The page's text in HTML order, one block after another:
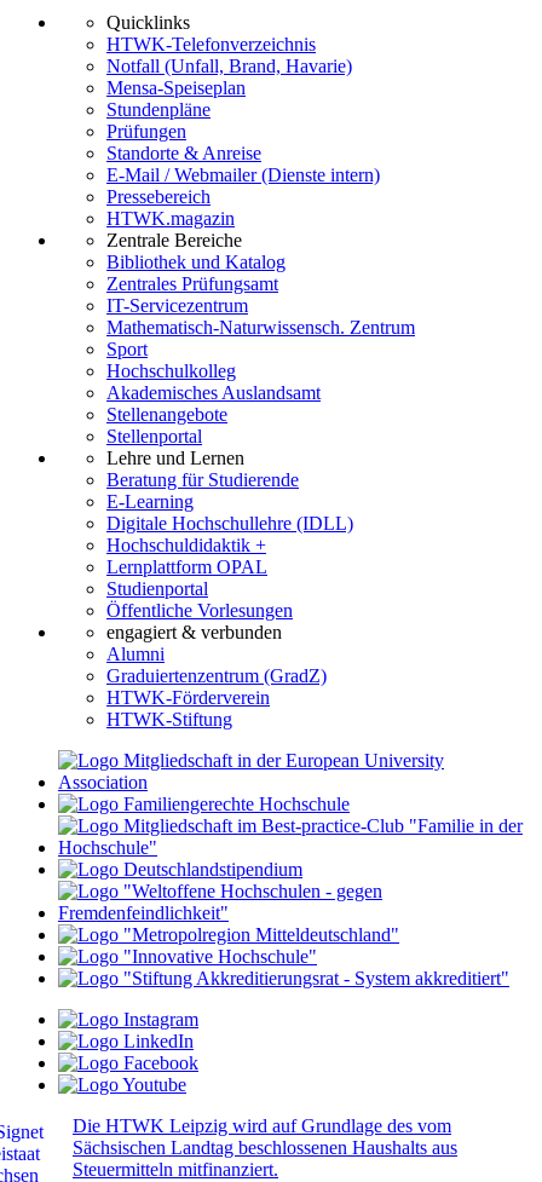
Quicklinks
HTWK-Telefonverzeichnis
Notfall (Unfall, Brand, Havarie)
Mensa-Speiseplan
Stundenpläne
Prüfungen
Standorte & Anreise
E-Mail / Webmailer (Dienste intern)
Pressebereich
HTWK.magazin
Zentrale Bereiche
Bibliothek und Katalog
Zentrales Prüfungsamt
IT-Servicezentrum
Mathematisch-Naturwissensch. Zentrum
Sport
Hochschulkolleg
Akademisches Auslandsamt
Stellenangebote
Stellenportal
Lehre und Lernen
Beratung für Studierende
E-Learning
Digitale Hochschullehre (IDLL)
Hochschuldidaktik +
Lernplattform OPAL
Studienportal
Öffentliche Vorlesungen
engagiert & verbunden
Alumni
Graduiertenzentrum (GradZ)
HTWK-Förderverein
HTWK-Stiftung
Die HTWK Leipzig wird auf Grundlage des vom
Sächsischen Landtag beschlossenen Haushalts aus
Steuermitteln mitfinanziert.